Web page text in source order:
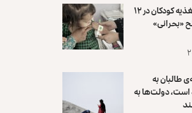
برنامه جهانی غذا: سوءتغذیه کودکان در ۱۲
«بحرانی»
طالبان به
دولت‌ها به